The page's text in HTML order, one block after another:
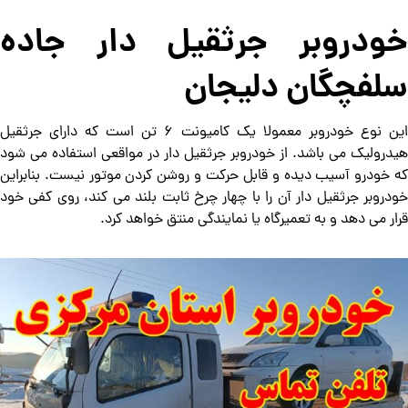
خودروبر جرثقیل دار جاده
سلفچگان دلیجان
این نوع خودروبر معمولا یک کامیونت 6 تن است که دارای جرثقیل
هیدرولیک می باشد. از خودروبر جرثقیل دار در مواقعی استفاده می شود
که خودرو آسیب دیده و قابل حرکت و روشن کردن موتور نیست. بنابراین
خودروبر جرثقیل دار آن را با چهار چرخ ثابت بلند می کند، روی کفی خود
قرار می دهد و به تعمیرگاه یا نمایندگی منتق خواهد کرد.